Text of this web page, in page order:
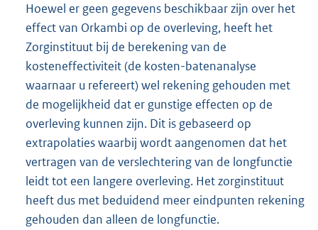
Hoewel er geen gegevens beschikbaar zijn over het
effect van Orkambi op de overleving, heeft het
Zorginstituut bij de berekening van de
kosteneffectiviteit (de kosten-batenanalyse
waarnaar u refereert) wel rekening gehouden met
de mogelijkheid dat er gunstige effecten op de
overleving kunnen zijn. Dit is gebaseerd op
extrapolaties waarbij wordt aangenomen dat het
vertragen van de verslechtering van de longfunctie
leidt tot een langere overleving. Het zorginstituut
heeft dus met beduidend meer eindpunten rekening
gehouden dan alleen de longfunctie.